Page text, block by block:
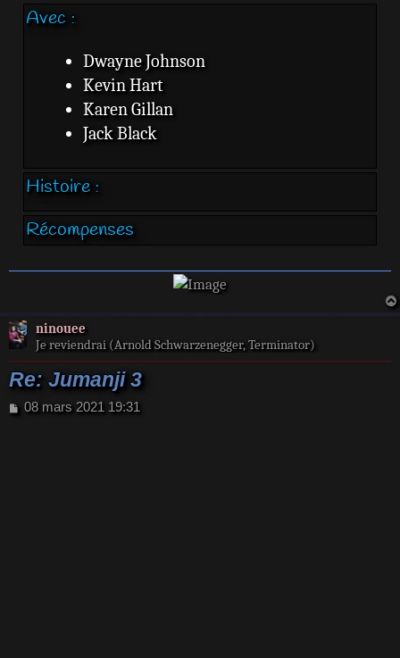
Avec :
Dwayne Johnson
Kevin Hart
Karen Gillan
Jack Black
Histoire :
Récompenses
ninouee
Je reviendrai (Arnold Schwarzenegger, Terminator)
Re: Jumanji 3
M
08 mars 2021 19:31